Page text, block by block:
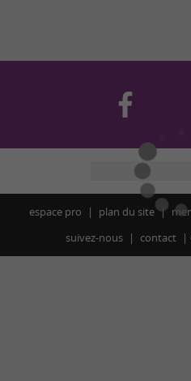
espace pro plan du site
suivez-nous
contact